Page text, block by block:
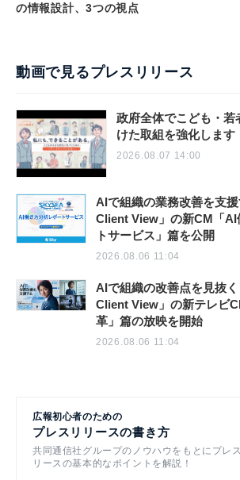
の情報設計、3つの視点
動画で見るプレスリリース
政府全体でこども・若
けた取組を強化します
2026.08.07 14:00
AIで組織の業務改善を支
Client View」の新CM「AI
トサービス」篇を公開
2026.08.06 11:04
AIで組織の改善点を見抜
Client View」の新テレビ
革」篇の放映を開始
2026.08.06 11:04
広報初心者のための
プレスリリースの書き方
共同通信社グループのノウハウをもとにプレ
リースの基本的なポイントを解説！